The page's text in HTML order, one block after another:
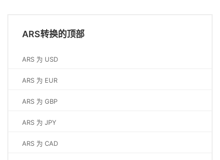
ARS转换的顶部
ARS 为 USD
ARS 为 EUR
ARS 为 GBP
ARS 为 JPY
ARS 为 CAD